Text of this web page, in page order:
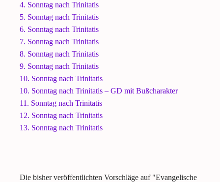
4. Sonntag nach Trinitatis
5. Sonntag nach Trinitatis
6. Sonntag nach Trinitatis
7. Sonntag nach Trinitatis
8. Sonntag nach Trinitatis
9. Sonntag nach Trinitatis
10. Sonntag nach Trinitatis
10. Sonntag nach Trinitatis – GD mit Bußcharakter
11. Sonntag nach Trinitatis
12. Sonntag nach Trinitatis
13. Sonntag nach Trinitatis
Die bisher veröffentlichten Vorschläge auf "Evangelische